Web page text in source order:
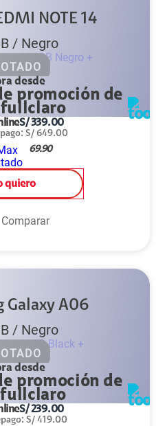
NOTE 14
/ Negro
desde
S/339.00
: S/ 649.00
69.90
quiero
Comparar
Galaxy A06
/ Negro
desde
S/239.00
: S/ 419.00